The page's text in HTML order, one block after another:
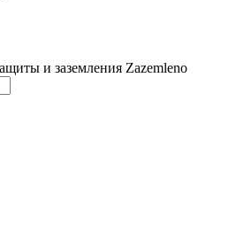
и заземления Zazemleno